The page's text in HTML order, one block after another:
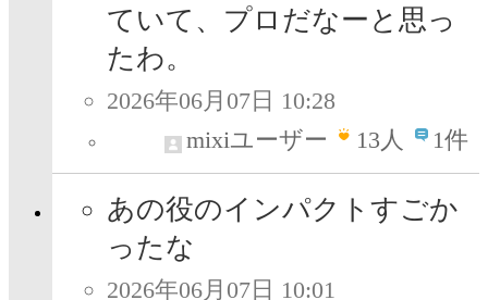
ていて、プロだなーと思っ
たわ。
2026年06月07日 10:28
mixiユーザー
13人 1件
あの役のインパクトすごか
ったな
2026年06月07日 10:01